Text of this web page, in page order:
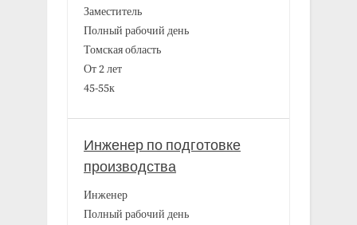
Заместитель
Полный рабочий день
Томская область
От 2 лет
45-55к
Инженер по подготовке
производства
Инженер
Полный рабочий день